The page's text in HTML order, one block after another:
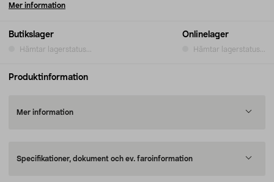
Butikslager
Hämtar lagerstatus...
Onlinelager
Hämtar lagerstatus...
Mer information
Produktinformation
Mer information
Specifikationer, dokument och ev. faroinformation